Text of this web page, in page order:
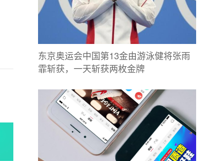
东京奥运会中国第13金由游泳健将张雨
霏斩获，一天斩获两枚金牌